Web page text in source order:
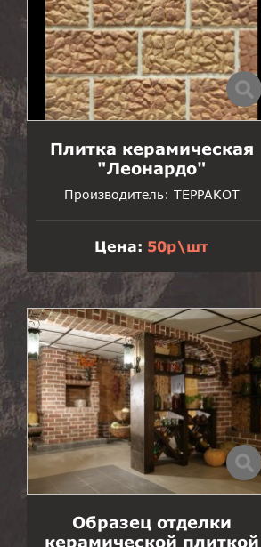
Плитка керамическая
"Леонардо"
Производитель: ТЕРРАКОТ
Цена: 50р\шт
Образец отделки
керамической плиткой